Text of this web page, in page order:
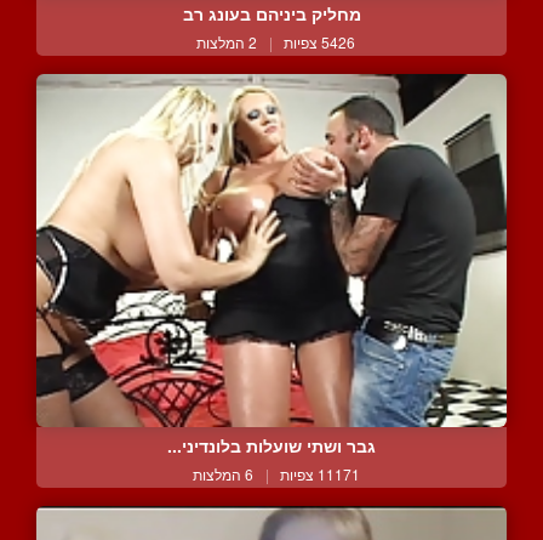
מחליק ביניהם בעונג רב
5426 צפיות | 2 המלצות
גבר ושתי שועלות בלונדיני...
11171 צפיות | 6 המלצות